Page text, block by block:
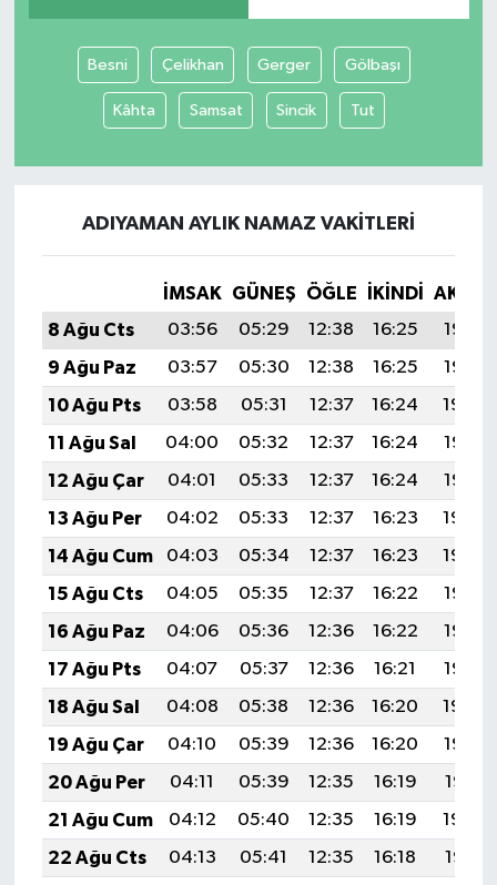
Besni Çelikhan Gerger Gölbaşı
Kâhta Samsat Sincik Tut
ADIYAMAN AYLIK NAMAZ VAKITLERI
İMSAK GÜNEŞ ÖĞLE İKINDI
8 Ağu Cts
03:56 05:29 12:38 16:25
19:36
9 Ağu Paz
03:57 05:30 12:38 16:25
19:35
10 Ağu Pts
03:58 05:31 12:37 16:24
19:34
11 Ağu Sal
04:00 05:32 12:37 16:24
19:33
12 Ağu Çar
04:01 05:33 12:37 16:24
19:32
13 Ağu Per
04:02 05:33 12:37 16:23
19:30
14 Ağu Cum
04:03 05:34 12:37 16:23
19:29
15 Ağu Cts
04:05 05:35 12:37 16:22
19:28
16 Ağu Paz
04:06 05:36 12:36 16:22
19:27
17 Ağu Pts
04:07 05:37 12:36 16:21
19:25
18 Ağu Sal
04:08 05:38 12:36 16:20
19:24
19 Ağu Çar
04:10 05:39 12:36 16:20
19:23
20 Ağu Per
04:11 05:39 12:35 16:19
19:21
21 Ağu Cum
04:12 05:40 12:35 16:19
19:20
22 Ağu Cts
04:13 05:41 12:35 16:18
19:19